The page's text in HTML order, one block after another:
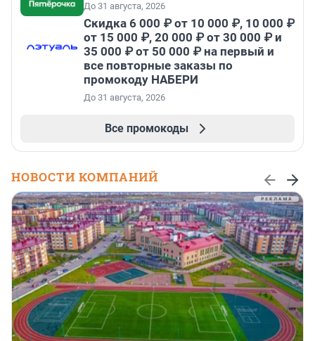
До 31 августа, 2026
Скидка 6 000 ₽ от 10 000 ₽, 10 000 ₽
от 15 000 ₽, 20 000 ₽ от 30 000 ₽ и
35 000 ₽ от 50 000 ₽ на первый и
все повторные заказы по
промокоду НАБЕРИ
До 31 августа, 2026
Все промокоды
НОВОСТИ КОМПАНИЙ